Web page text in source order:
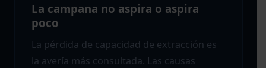
La campana no aspira o aspira
poco
La pérdida de capacidad de extracción es
la avería más consultada. Las causas